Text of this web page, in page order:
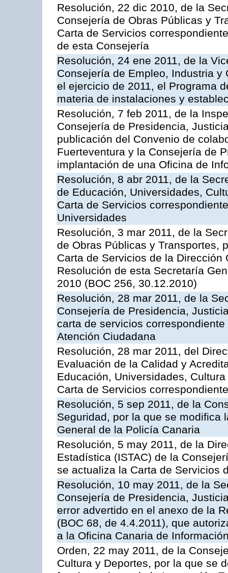
Resolución, 22 dic 2010, de la
Consejería de Obras Públicas y
Carta de Servicios
de esta Consejería
Resolución, 24 ene 2011, de la
Consejería de Empleo, Industria
el ejercicio de 2011, el Programa
materia de instalaciones y
Resolución, 7 feb 2011, de la
Consejería de Presidencia,
publicación del Convenio de
Fuerteventura y la Consejería de
implantación de una Oficina de
Resolución, 8 abr 2011, de la
de Educación, Universidades,
Carta de Servicios
Universidades
Resolución, 3 mar 2011, de la
de Obras Públicas y Transportes,
Carta de Servicios de la
Resolución de esta Secretaría
2010 (BOC 256, 30.12.2010)
Resolución, 28 mar 2011, de la
Consejería de Presidencia,
carta de servicios
Atención Ciudadana
Resolución, 28 mar 2011, del
Evaluación de la Calidad y
Educación, Universidades,
Carta de Servicios
Resolución, 5 sep 2011, de la
Seguridad, por la que se modifica
General de la Policía Canaria
Resolución, 5 may 2011, de la
Estadística (ISTAC) de la
se actualiza la Carta de Servicios
Resolución, 10 may 2011, de la
Consejería de Presidencia,
error advertido en el anexo de la
(BOC 68, de 4.4.2011), que
a la Oficina Canaria de
Orden, 22 may 2011, de la
Cultura y Deportes, por la que se